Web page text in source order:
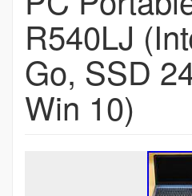
R540LJ
Go, SSD
Win 10)